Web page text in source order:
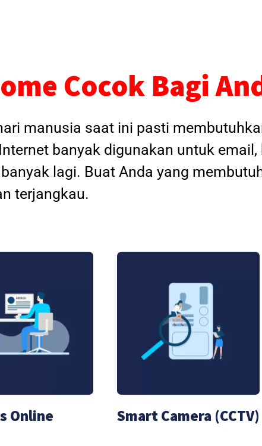
Cocok Bagi
manusia saat ini pasti
banyak digunakan untuk email,
lagi. Buat Anda yang
terjangkau.
Online Smart Camera (CCTV)